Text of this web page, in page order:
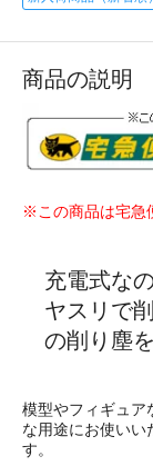
商品の説明
※この商品は宅急
充電式な
ヤスリで
の削り塵
模型やフィギュア
な用途にお使いい
す。